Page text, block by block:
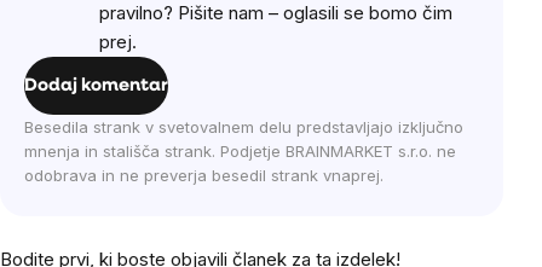
pravilno? Pišite nam – oglasili se bomo čim
prej.
Dodaj komentar
Besedila strank v svetovalnem delu predstavljajo izključno
mnenja in stališča strank. Podjetje BRAINMARKET s.r.o. ne
odobrava in ne preverja besedil strank vnaprej.
Bodite prvi, ki boste objavili članek za ta izdelek!